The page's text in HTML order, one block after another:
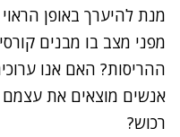
מנת להיערך באופן הראוי
מפני מצב בו מבנים
ההריסות? האם אנו
אנשים מוצאים את עצמם
רכוש?